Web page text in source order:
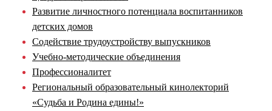
Развитие личностного потенциала воспитанников
детских домов
Содействие трудоустройству выпускников
Учебно-методические объединения
Профессионалитет
Региональный образовательный кинолекторий
«Судьба и Родина едины!»